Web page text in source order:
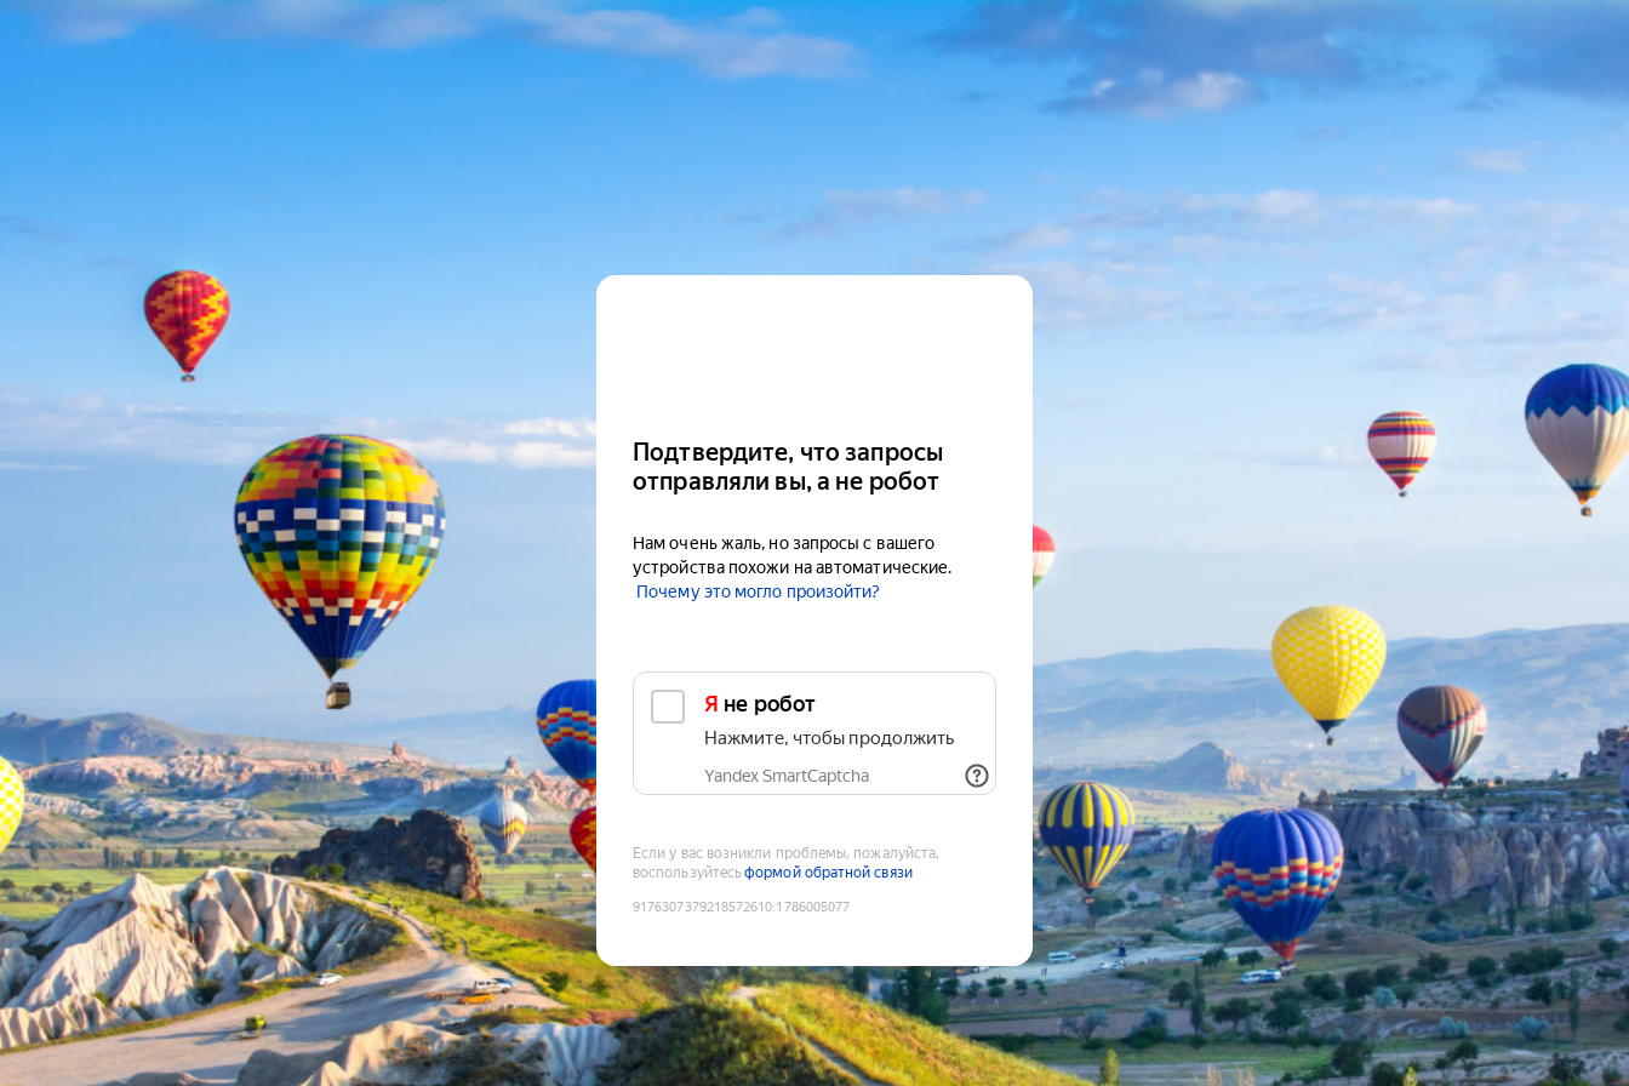
Подтвердите, что запросы
отправляли вы, а не робот
Нам очень жаль, но запросы с вашего
устройства похожи на автоматические.
Почему это могло произойти?
Я не робот
Нажмите, чтобы продолжить
Yandex SmartCaptcha
Если у вас возникли проблемы, пожалуйста,
воспользуйтесьформой обратной связи
9176307379218572610:1786005077